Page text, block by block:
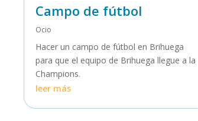
Campo de fútbol
Ocio
Hacer un campo de fútbol en Brihuega
para que el equipo de Brihuega llegue a la
Champions.
leer más